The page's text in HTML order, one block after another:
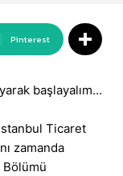
Pinterest
başlayalım…
Ticaret
zamanda
Bölümü